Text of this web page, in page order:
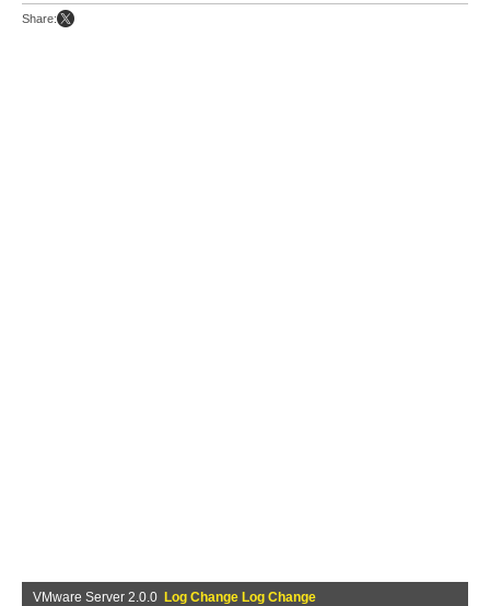
Share:
VMware Server 2.0.0 Log Change Log Change